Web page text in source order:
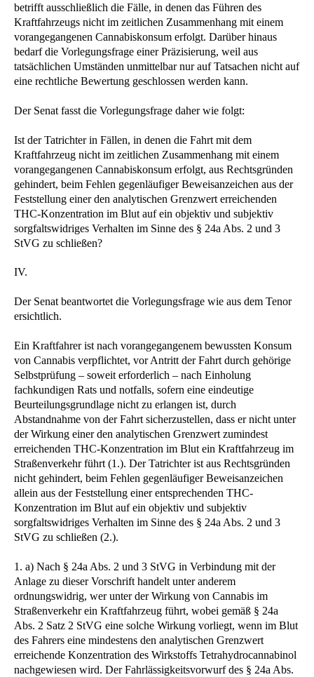
betrifft ausschließlich die Fälle, in denen das Führen des
Kraftfahrzeugs nicht im zeitlichen Zusammenhang mit einem
vorangegangenen Cannabiskonsum erfolgt. Darüber hinaus
bedarf die Vorlegungsfrage einer Präzisierung, weil aus
tatsächlichen Umständen unmittelbar nur auf Tatsachen nicht auf
eine rechtliche Bewertung geschlossen werden kann.
Der Senat fasst die Vorlegungsfrage daher wie folgt:
Ist der Tatrichter in Fällen, in denen die Fahrt mit dem
Kraftfahrzeug nicht im zeitlichen Zusammenhang mit einem
vorangegangenen Cannabiskonsum erfolgt, aus Rechtsgründen
gehindert, beim Fehlen gegenläufiger Beweisanzeichen aus der
Feststellung einer den analytischen Grenzwert erreichenden
THC-Konzentration im Blut auf ein objektiv und subjektiv
sorgfaltswidriges Verhalten im Sinne des § 24a Abs. 2 und 3
StVG zu schließen?
IV.
Der Senat beantwortet die Vorlegungsfrage wie aus dem Tenor
ersichtlich.
Ein Kraftfahrer ist nach vorangegangenem bewussten Konsum
von Cannabis verpflichtet, vor Antritt der Fahrt durch gehörige
Selbstprüfung – soweit erforderlich – nach Einholung
fachkundigen Rats und notfalls, sofern eine eindeutige
Beurteilungsgrundlage nicht zu erlangen ist, durch
Abstandnahme von der Fahrt sicherzustellen, dass er nicht unter
der Wirkung einer den analytischen Grenzwert zumindest
erreichenden THC-Konzentration im Blut ein Kraftfahrzeug im
Straßenverkehr führt (1.). Der Tatrichter ist aus Rechtsgründen
nicht gehindert, beim Fehlen gegenläufiger Beweisanzeichen
allein aus der Feststellung einer entsprechenden THC-
Konzentration im Blut auf ein objektiv und subjektiv
sorgfaltswidriges Verhalten im Sinne des § 24a Abs. 2 und 3
StVG zu schließen (2.).
1. a) Nach § 24a Abs. 2 und 3 StVG in Verbindung mit der
Anlage zu dieser Vorschrift handelt unter anderem
ordnungswidrig, wer unter der Wirkung von Cannabis im
Straßenverkehr ein Kraftfahrzeug führt, wobei gemäß § 24a
Abs. 2 Satz 2 StVG eine solche Wirkung vorliegt, wenn im Blut
des Fahrers eine mindestens den analytischen Grenzwert
erreichende Konzentration des Wirkstoffs Tetrahydrocannabinol
nachgewiesen wird. Der Fahrlässigkeitsvorwurf des § 24a Abs.